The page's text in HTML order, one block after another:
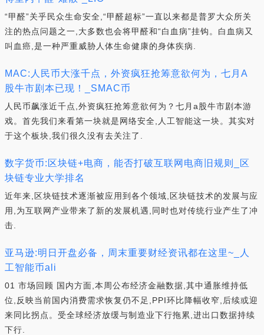
“甲醛”关乎民众生命安全,“甲醛超标”一直以来都是普罗大众所关
注的热点问题之一,大多数也会将甲醛和“白血病”挂钩。白血病又
叫血癌,是一种严重威胁人体生命健康的身体疾病.
MAC:人民币大涨千点，外资疯狂抢筹意欲何为，七月A
股牛市剧本已现！_SMAC币
人民币飙涨近千点,外资疯狂抢筹意欲何为？七月a股牛市剧本游
戏。首先我们来看第一块就是网络安全,人工智能这一块。其实对
于这个板块,我们很久没有去关注了.
数字货币:区块链+电商，能否打破互联网电商旧规则_区
块链专业大学排名
近年来,区块链技术逐渐被应用到各个领域,区块链技术的发展与应
用,为互联网产业带来了新的发展机遇,同时也对传统行业产生了冲
击.
亚马逊:明日开盘必备，周末重要财经资讯都在这里~_人
工智能币ali
01 市场回顾 国内方面,本周公布经济金融数据,其中通胀维持低
位,反映当前国内消费需求恢复仍不足,PPI环比降幅收窄,后续或迎
来同比拐点。受全球经济放缓与制造业下行拖累,进出口数据持续
下行.